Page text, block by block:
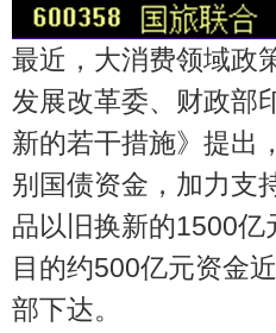
最近，大消费领域政
发展改革委、财政部
新的若干措施》提出
别国债资金，加力支
品以旧换新的1500
目的约500亿元资金
部下达。